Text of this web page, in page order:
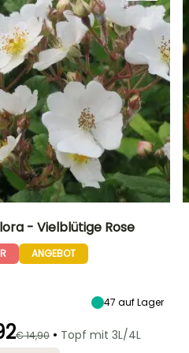
Breite bei Reife
- Vielblütige Rose
ANGEBOT
47 auf Lager
€ 14,90 • Topf mit 3L/4L